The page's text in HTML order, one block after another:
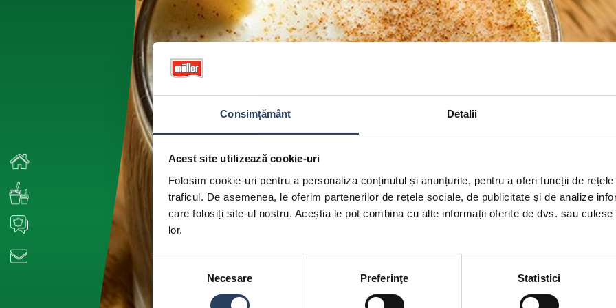
Consimțământ Detalii
Acest site utilizează cookie-uri
Folosim cookie-uri pentru a personaliza conținutul și anunțurile, pentru a oferi funcții de
traficul. De asemenea, le oferim partenerilor de rețele sociale, de publicitate și de analize
care folosiți site-ul nostru. Aceștia le pot combina cu alte informații oferite de dvs. sau
lor.
consimțământului
Necesare Preferinţe Statistici